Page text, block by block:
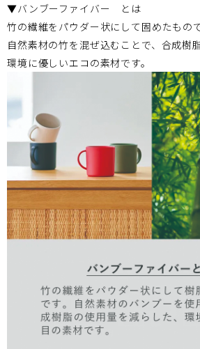
▼バンブーファイバー とは
竹の繊維をパウダー状にして固めたもので
自然素材の竹を混ぜ込むことで、合成樹
環境に優しいエコの素材です。